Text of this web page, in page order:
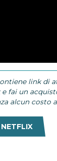
link di
fai un
alcun costo
NETFLIX